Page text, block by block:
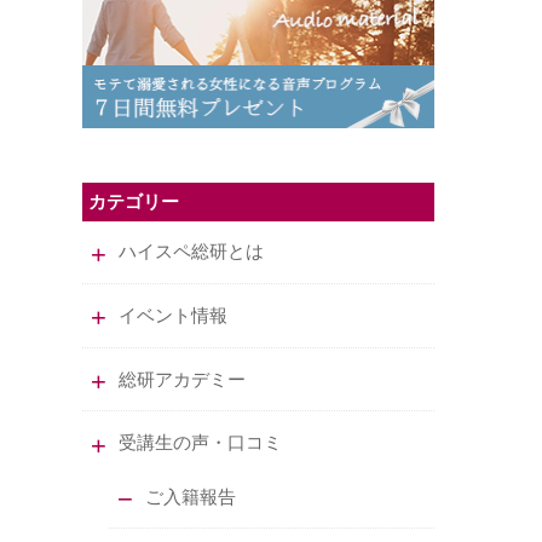
カテゴリー
ハイスペ総研とは
イベント情報
総研アカデミー
受講生の声・口コミ
ご入籍報告